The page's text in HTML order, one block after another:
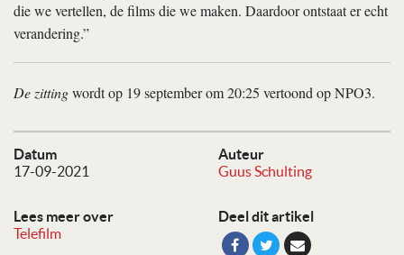
Datum
17-09-2021
Auteur
Guus Schulting
Lees meer over
Telefilm
Deel dit artikel
die we vertellen, de films die we maken. Daardoor ontstaat er echt
verandering.”
De zittingwordt op 19 september om 20:25 vertoond op NPO3.